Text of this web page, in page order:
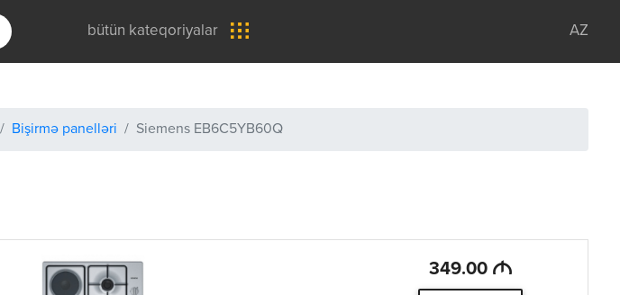
bütün kateqoriyalar AZ
Bişirmə panelləri Siemens EB6C5YB60Q
349.00 M